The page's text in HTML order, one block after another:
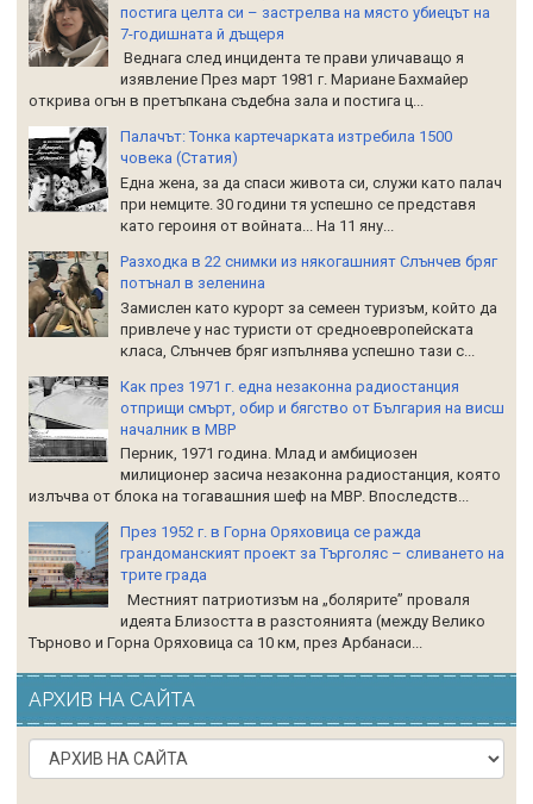
постига целта си – застрелва на място убиецът на
7-годишната й дъщеря
Веднага след инцидента те прави уличаващо я
изявление През март 1981 г. Мариане Бахмайер
открива огън в претъпкана съдебна зала и постига ц...
Палачът: Тонка картечарката изтребила 1500
човека (Статия)
Една жена, за да спаси живота си, служи като палач
при немците. 30 години тя успешно се представя
като героиня от войната... На 11 яну...
Разходка в 22 снимки из някогашният Слънчев бряг
потънал в зеленина
Замислен като курорт за семеен туризъм, който да
привлече у нас туристи от средноевропейската
класа, Слънчев бряг изпълнява успешно тази с...
Как през 1971 г. една незаконна радиостанция
отприщи смърт, обир и бягство от България на висш
началник в МВР
Перник, 1971 година. Млад и амбициозен
милиционер засича незаконна радиостанция, която
излъчва от блока на тогавашния шеф на МВР. Впоследств...
През 1952 г. в Горна Оряховица се ражда
грандоманският проект за Търголяс – сливането на
трите града
Местният патриотизъм на „болярите” проваля
идеята Близостта в разстоянията (между Велико
Търново и Горна Оряховица са 10 км, през Арбанаси...
АРХИВ НА САЙТА